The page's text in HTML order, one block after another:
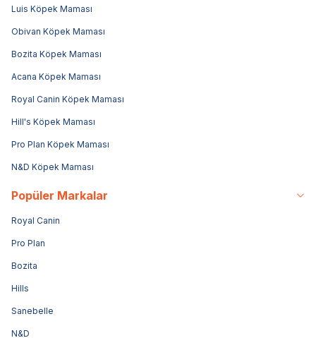
Luis Köpek Maması
Obivan Köpek Maması
Bozita Köpek Maması
Acana Köpek Maması
Royal Canin Köpek Maması
Hill's Köpek Maması
Pro Plan Köpek Maması
N&D Köpek Maması
Popüler Markalar
Royal Canin
Pro Plan
Bozita
Hills
Sanebelle
N&D